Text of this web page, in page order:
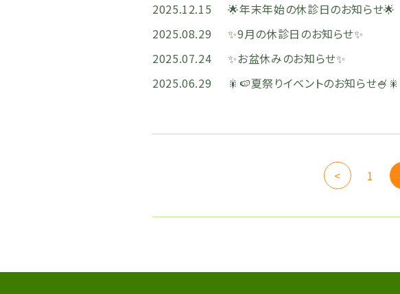
2025.12.15
🌟年末年始の休診日のお知らせ🌟
2025.08.29
✨9月の休診日のお知らせ✨
2025.07.24
✨お盆休みのお知らせ✨
2025.06.29
🎇🍉夏祭りイベントのお知らせ🍧🎇
< 1